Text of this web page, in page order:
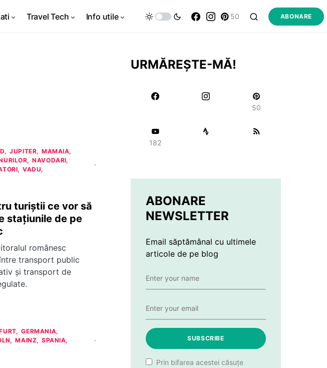
Travel Tech Info utile 50 ABONARE
JUPITER
MAMAIA
NAVODARI
VADU
turiștii ce vor să
stațiunile de pe
românesc
transport public
și transport de
GERMANIA
MAINZ
SPANIA
URMĂREȘTE-MĂ!
50
182
ABONARE
NEWSLETTER
Email săptămânal cu ultimele
articole de pe blog
SUBSCRIBE
Prin bifarea acestei căsuțe